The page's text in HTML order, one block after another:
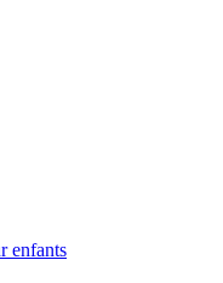
enfants